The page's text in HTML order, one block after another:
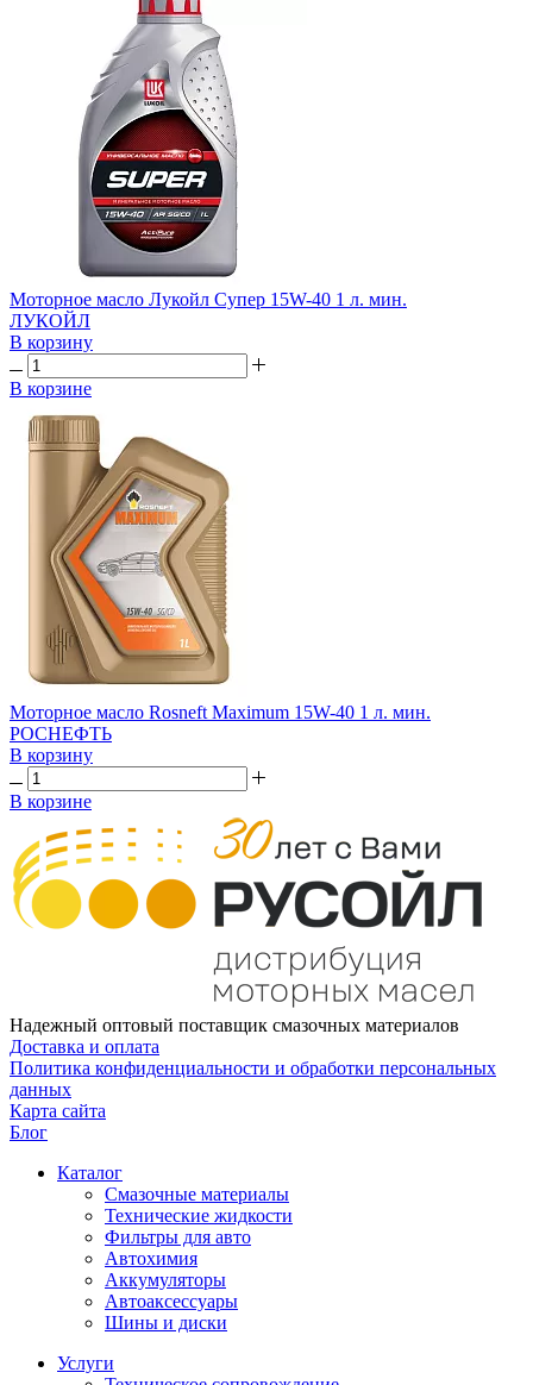
Моторное масло Лукойл Супер 15W-40 1 л. мин.
ЛУКОЙЛ
В корзину
В корзине
Моторное масло Rosneft Maximum 15W-40 1 л. мин.
РОСНЕФТЬ
В корзину
В корзине
Надежный оптовый поставщик смазочных материалов
Доставка и оплата
Политика конфиденциальности и обработки персональных
данных
Карта сайта
Блог
Каталог
Смазочные материалы
Технические жидкости
Фильтры для авто
Автохимия
Аккумуляторы
Автоаксессуары
Шины и диски
Услуги